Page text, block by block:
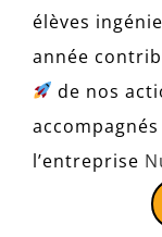
élèves
année
de nos
l’entreprise